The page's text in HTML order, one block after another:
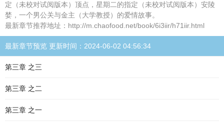
定（未校对试阅版本）顶点，星期二的指定（未校对试阅版本）安陵
婪，一个男公关与金主（大学教授）的爱情故事。
最新章节推荐地址：http://m.chaofood.net/book/6i3iir/h71iir.html
最新章节预览 更新时间：2024-06-02 04:56:34
第三章 之三
第三章 之二
第三章 之一